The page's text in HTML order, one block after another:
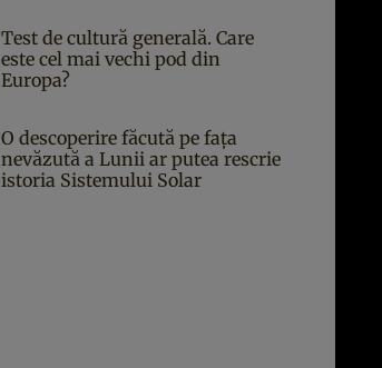
Test de cultură generală. Care
este cel mai vechi pod din
Europa?
O descoperire făcută pe fața
nevăzută a Lunii ar putea rescrie
istoria Sistemului Solar